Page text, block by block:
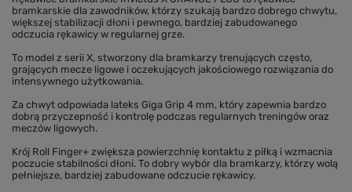
bramkarskie dla zawodników, którzy szukają bardzo dobrego chwytu,
większej stabilizacji dłoni i pewnego, bardziej zabudowanego
odczucia rękawicy w regularnej grze.
To model z serii X, stworzony dla bramkarzy trenujących często,
grających mecze ligowe i oczekujących jakościowego rozwiązania do
intensywnego użytkowania.
Za chwyt odpowiada lateks Giga Grip 4 mm, który zapewnia bardzo
dobrą przyczepność i kontrolę podczas regularnych treningów oraz
meczów ligowych.
Krój Roll Finger+ zwiększa powierzchnię kontaktu z piłką i wzmacnia
poczucie stabilności dłoni. To dobry wybór dla bramkarzy, którzy wolą
pełniejsze, bardziej zabudowane odczucie rękawicy.